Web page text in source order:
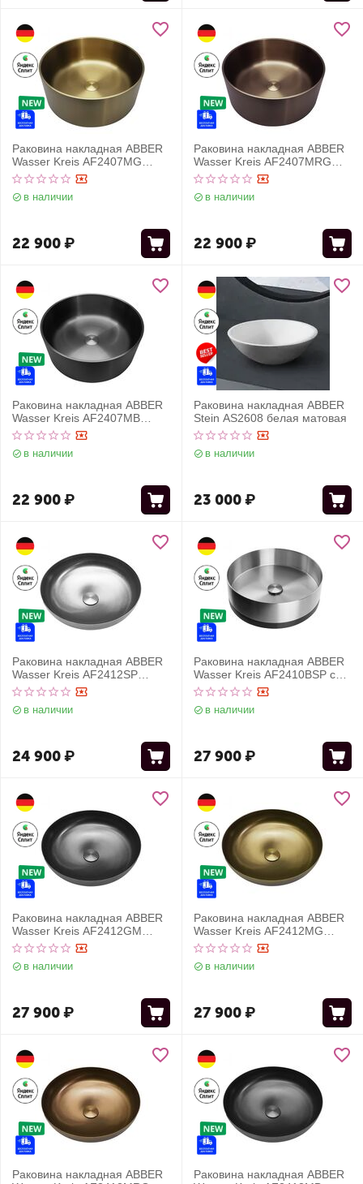
Раковина накладная ABBER
Wasser Kreis AF2407MG
золото матовое
в наличии
22 900₽
Раковина накладная ABBER
Wasser Kreis AF2407MRG
розовое золото матовое
в наличии
22 900₽
Раковина накладная ABBER
Wasser Kreis AF2407MB
черная матовая
в наличии
22 900₽
Раковина накладная ABBER
Stein AS2608 белая матовая
в наличии
23 000₽
Раковина накладная ABBER
Wasser Kreis AF2412SP
сатин
в наличии
24 900₽
Раковина накладная ABBER
Wasser Kreis AF2410BSP с
черным основанием, сатин
в наличии
27 900₽
Раковина накладная ABBER
Wasser Kreis AF2412GM
оружейная сталь
в наличии
27 900₽
Раковина накладная ABBER
Wasser Kreis AF2412MG
золото матовое
в наличии
27 900₽
Раковина накладная ABBER
Раковина накладная ABBER